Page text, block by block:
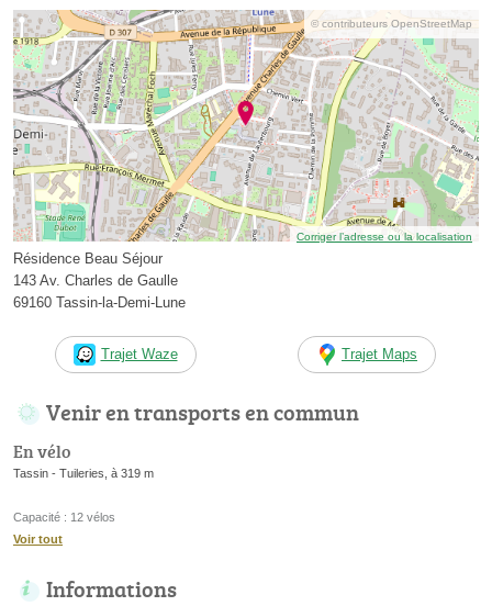
© contributeurs OpenStreetMap
Corriger l’adresse ou la localisation
Résidence Beau Séjour
143 Av. Charles de Gaulle
69160 Tassin-la-Demi-Lune
Trajet Waze Trajet Maps
Venir en transports en commun
En vélo
Tassin - Tuileries, à 319 m
Capacité : 12 vélos
Voir tout
Informations